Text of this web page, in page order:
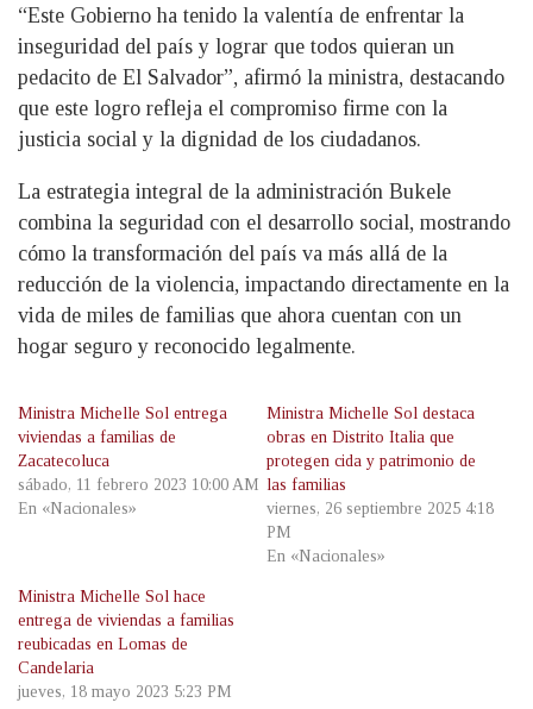
“Este Gobierno ha tenido la valentía de enfrentar la
inseguridad del país y lograr que todos quieran un
pedacito de El Salvador”, afirmó la ministra, destacando
que este logro refleja el compromiso firme con la
justicia social y la dignidad de los ciudadanos.
La estrategia integral de la administración Bukele
combina la seguridad con el desarrollo social, mostrando
cómo la transformación del país va más allá de la
reducción de la violencia, impactando directamente en la
vida de miles de familias que ahora cuentan con un
hogar seguro y reconocido legalmente.
Ministra Michelle Sol entrega
viviendas a familias de
Zacatecoluca
sábado, 11 febrero 2023 10:00 AM
En «Nacionales»
Ministra Michelle Sol destaca
obras en Distrito Italia que
protegen cida y patrimonio de
las familias
viernes, 26 septiembre 2025 4:18
PM
En «Nacionales»
Ministra Michelle Sol hace
entrega de viviendas a familias
reubicadas en Lomas de
Candelaria
jueves, 18 mayo 2023 5:23 PM